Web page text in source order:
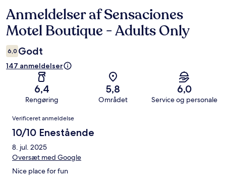
Anmeldelser
Anmeldelser af Sensaciones
Motel Boutique - Adults Only
6,0 Godt
147 anmeldelser
6,4
Rengøring
5,8
Området
6,0
Service og personale
Anmeldelser
Verificeret anmeldelse
10/10 Enestående
8. jul. 2025
Oversæt med Google
Nice place for fun